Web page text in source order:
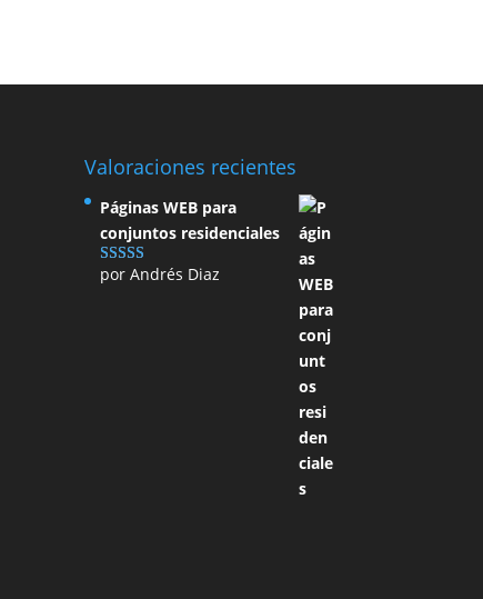
Valoraciones recientes
Páginas WEB para
conjuntos residenciales
Valorado con
por Andrés Diaz